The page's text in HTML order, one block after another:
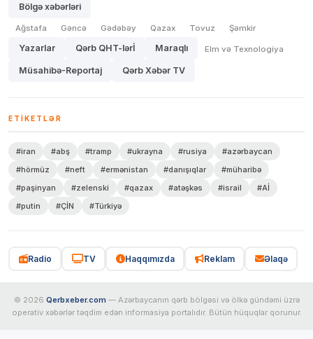
Bölgə xəbərləri
Ağstafa Gəncə Gədəbəy Qazax Tovuz Şəmkir
Yazarlar Qərb QHT-lərİ Maraqlı Elm və Texnologiya
Müsahibə-Reportaj Qərb Xəbər TV
ETIKETLƏR
#iran #abş #tramp #ukrayna #rusiya
#azərbaycan
#hörmüz
#neft #ermənistan #danışıqlar
#müharibə
#paşinyan
#zelenski #qazax #atəşkəs #israil
#Aİ
#putin
#ÇİN #Türkiyə
Radio TV Haqqımızda Reklam Əlaqə
© 2026 Qerbxeber.com — Azərbaycanın qərb bölgəsi və ölkə gündəmi üzrə
operativ xəbərlər təqdim edən informasiya portalıdır. Bütün hüquqlar qorunur.